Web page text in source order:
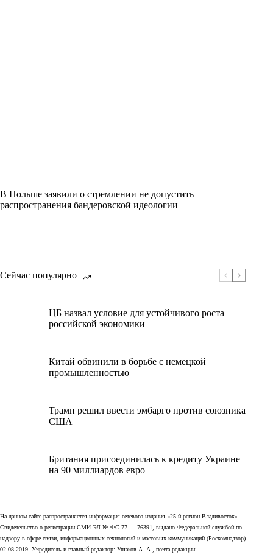
В Польше заявили о стремлении не допустить
распространения бандеровской идеологии
Сейчас популярно
ЦБ назвал условие для устойчивого роста
российской экономики
Китай обвинили в борьбе с немецкой
промышленностью
Трамп решил ввести эмбарго против союзника
США
Британия присоединилась к кредиту Украине
на 90 миллиардов евро
На данном сайте распространяется информация сетевого издания «25-й регион Владивосток».
Свидетельство о регистрации СМИ ЭЛ № ФС 77 — 76391, выдано Федеральной службой по
надзору в сфере связи, информационных технологий и массовых коммуникаций (Роскомнадзор)
02.08.2019. Учредитель и главный редактор: Ушаков А. А., почта редакции: